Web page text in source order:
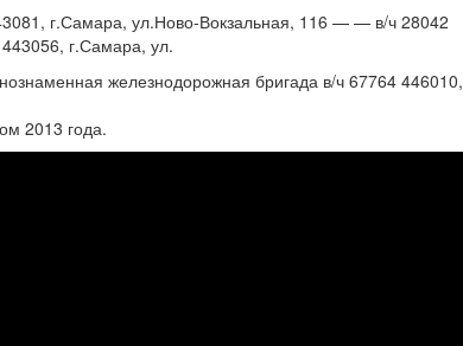
г.Самара, ул.Ново-Вокзальная, 116 — — в/ч 28042
г.Самара, ул.
железнодорожная бригада в/ч 67764 446010,
2013 года.